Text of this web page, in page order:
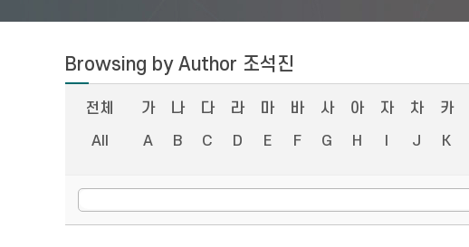
Browsing by Author 조석진
전체 가 나 다 라 마 바 사 아 자 차 카
All
A B C D E F G H J K